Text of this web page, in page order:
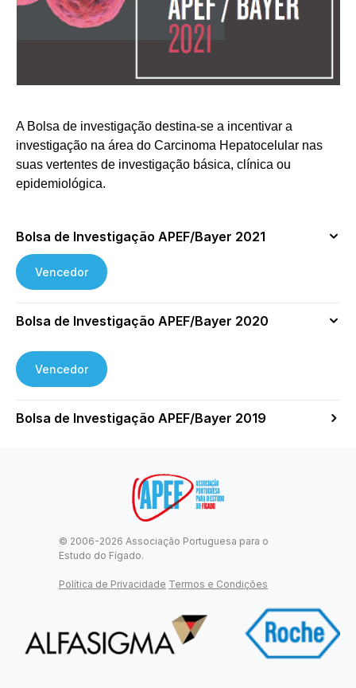
A Bolsa de investigação destina-se a incentivar a
investigação na área do Carcinoma Hepatocelular nas
suas vertentes de investigação básica, clínica ou
epidemiológica.
Bolsa de Investigação APEF/Bayer 2021
Vencedor
Bolsa de Investigação APEF/Bayer 2020
Vencedor
Bolsa de Investigação APEF/Bayer 2019
© 2006-2026 Associação Portuguesa para o
Estudo do Fígado.
Política de Privacidade Termos e Condições